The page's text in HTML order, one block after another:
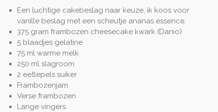
Een luchtige cakebeslag naar keuze, ik koos voor
vanille beslag met een scheutje ananas essence.
375 gram frambozen cheesecake kwark (Danio)
5 blaadjes gelatine
75 ml warme melk
250 ml slagroom
2 eetlepels suiker
Frambozenjam
Verse frambozen
Lange vingers